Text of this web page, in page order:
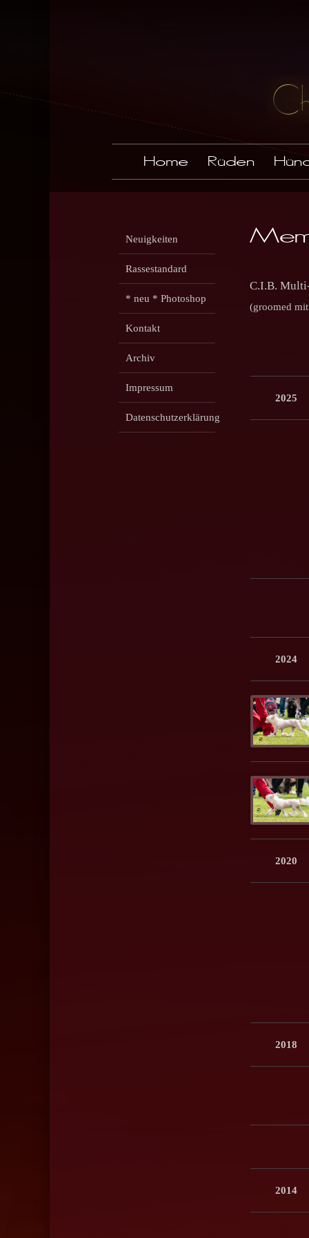
Home Rüden
Neuigkeiten
Rassestandard
* neu * Photoshop
Kontakt
Archiv
Impressum
Datenschutzerklärung
C.I.B.
(groomed
2025
2024
2020
2018
2014